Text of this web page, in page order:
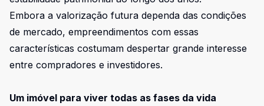
Embora a valorização futura dependa das condições
de mercado, empreendimentos com essas
características costumam despertar grande interesse
entre compradores e investidores.
Um imóvel para viver todas as fases da vida